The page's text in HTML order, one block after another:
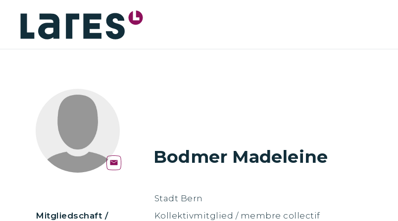
Bodmer Madeleine
Stadt Bern
Mitgliedschaft /
Kollektivmitglied / membre collectif